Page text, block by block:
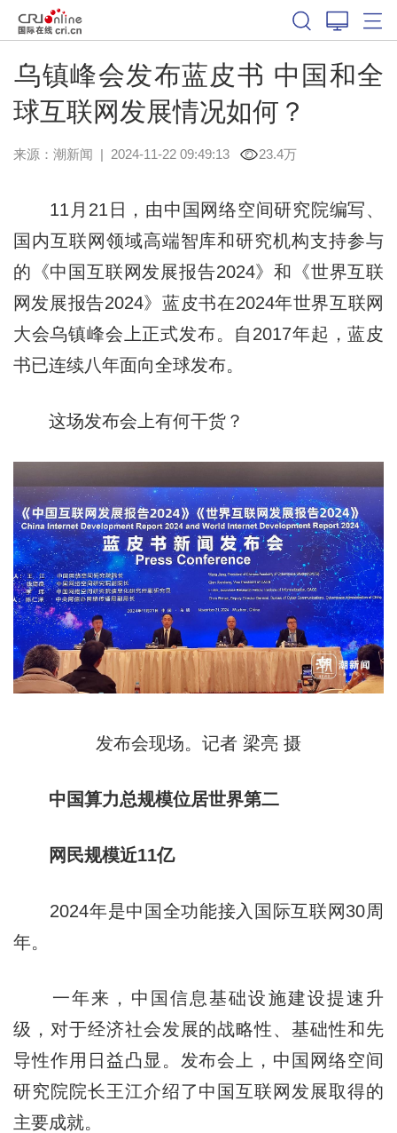
​乌镇峰会发布蓝皮书 中国和全
球互联网发展情况如何？
来源： 潮新闻 | 2024-11-22 09:49:13 23.4万
11月21日，由中国网络空间研究院编写、
国内互联网领域高端智库和研究机构支持参与
的《中国互联网发展报告2024》和《世界互联
网发展报告2024》蓝皮书在2024年世界互联网
大会乌镇峰会上正式发布。自2017年起，蓝皮
书已连续八年面向全球发布。
这场发布会上有何干货？
发布会现场。记者 梁亮 摄
中国算力总规模位居世界第二
网民规模近11亿
2024年是中国全功能接入国际互联网30周
年。
一年来，中国信息基础设施建设提速升
级，对于经济社会发展的战略性、基础性和先
导性作用日益凸显。发布会上，中国网络空间
研究院院长王江介绍了中国互联网发展取得的
主要成就。